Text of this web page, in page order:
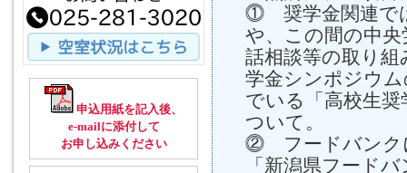
⓵ 奨学金関連で
や、この間の中
話相談等の取り組
学金シンポジウ
でいる「高校生
ついて。
⓶ フードバンク
「新潟県フード
申込用紙を記入後、
e-mailに添付して
お申し込みください